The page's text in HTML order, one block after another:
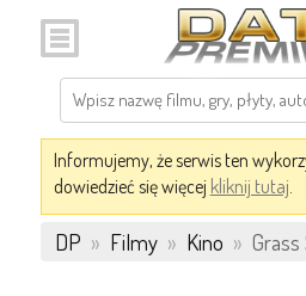
Informujemy, że serwis ten
dowiedzieć się więcej kliknij tutaj.
DP » Filmy » Kino » Grass